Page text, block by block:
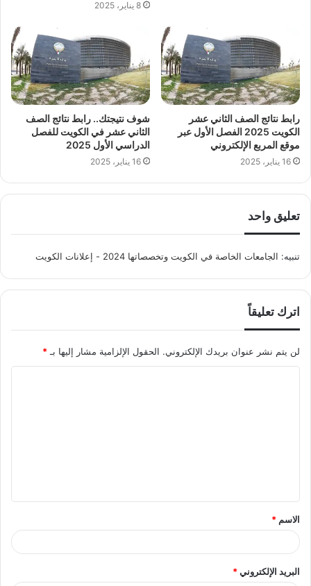
8 يناير، 2025
رابط نتائج الصف الثاني عشر
الكويت 2025 الفصل الأول عبر
موقع المربع الإلكتروني
16 يناير، 2025
شوف نتيجتك.. رابط نتائج الصف
الثاني عشر في الكويت للفصل
الدراسي الأول 2025
16 يناير، 2025
تعليق واحد
تنبيه: الجامعات الخاصة في الكويت وتخصصاتها 2024 - إعلانات الكويت
اترك تعليقاً
لن يتم نشر عنوان بريدك الإلكتروني. الحقول الإلزامية مشار إليها بـ *
ق
*
الاسم *
البريد الإلكتروني*